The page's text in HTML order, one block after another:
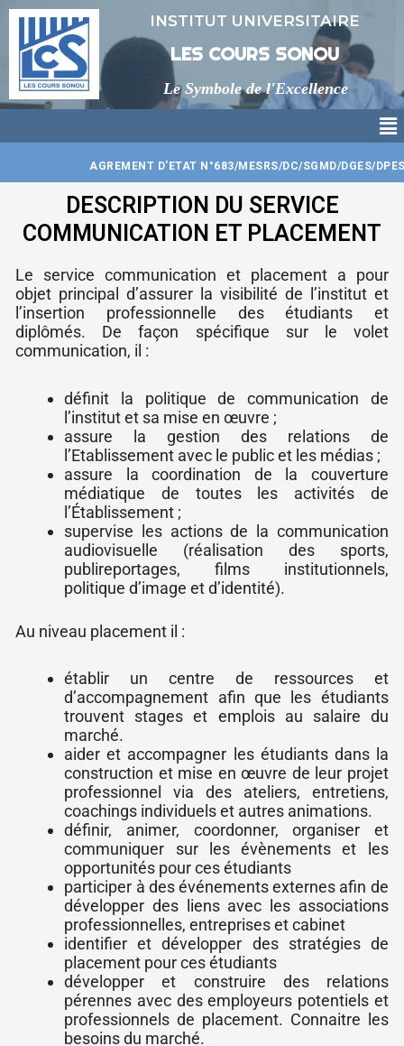
Aller
contenu
INSTITUT UNIVERSITAIRE
LES COURS SONOU
Le Symbole de l'Excellence
AGREMENT D'ETAT N°683/MESRS/DC/SGMD/DGES/
DESCRIPTION DU SERVICE
COMMUNICATION ET PLACEMENT
Le service communication et placement a pour
objet principal d’assurer la visibilité de l’institut et
l’insertion professionnelle des étudiants et
diplômés. De façon spécifique sur le volet
communication, il :
définit la politique de communication de
l’institut et sa mise en œuvre ;
assure la gestion des relations de
l’Etablissement avec le public et les médias ;
assure la coordination de la couverture
médiatique de toutes les activités de
l’Établissement ;
supervise les actions de la communication
audiovisuelle (réalisation des sports,
publireportages, films institutionnels,
politique d’image et d’identité).
Au niveau placement il :
établir un centre de ressources et
d’accompagnement afin que les étudiants
trouvent stages et emplois au salaire du
marché.
aider et accompagner les étudiants dans la
construction et mise en œuvre de leur projet
professionnel via des ateliers, entretiens,
coachings individuels et autres animations.
définir, animer, coordonner, organiser et
communiquer sur les évènements et les
opportunités pour ces étudiants
participer à des événements externes afin de
développer des liens avec les associations
professionnelles, entreprises et cabinet
identifier et développer des stratégies de
placement pour ces étudiants
développer et construire des relations
pérennes avec des employeurs potentiels et
professionnels de placement. Connaitre les
besoins du marché.